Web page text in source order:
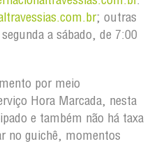
; outras
a sábado, de 7:00
por meio
Hora Marcada, nesta
e também não há taxa
no guichê, momentos